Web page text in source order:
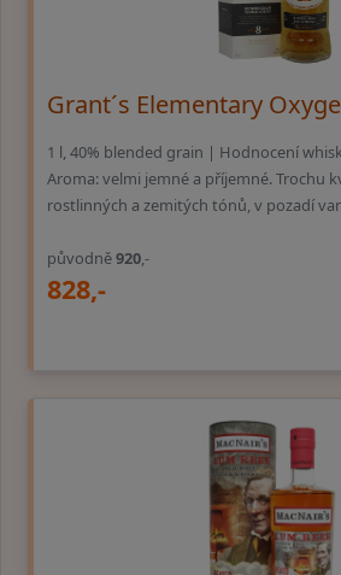
Grant´s Elementary
1 l, 40% blended grain | Hodnocení
Aroma: velmi jemné a příjemné. Trochu
rostlinných a zemitých tónů, v pozadí
původně920,-
828,-